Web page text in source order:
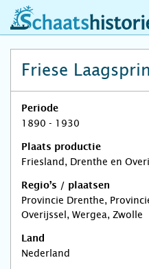
schaatshistorie.nl
Friese
Periode
1890 - 1930
Plaats productie
Friesland, Drenthe en
Regio’s / plaatsen
Provincie Drenthe,
Overijssel, Wergea, Zwolle
Land
Nederland